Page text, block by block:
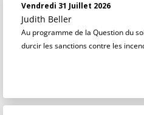
Vendredi 31 Juillet 2026
Judith Beller
Au programme de la Question du
durcir les sanctions contre les